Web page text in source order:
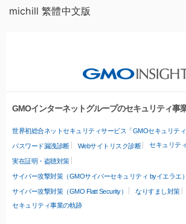
michill 繁體中文版
GMOインターネットグループのセキュリティ事
世界初総合ネットセキュリティサービス「GMOセキュリティ
パスワード漏洩診断 Webサイトリスク診断 セキュリテ
実在証明・盗聴対策
サイバー攻撃対策（GMOサイバーセキュリティ byイエラエ）
サイバー攻撃対策（GMO Flatt Security）
なりすまし対策
セキュリティ事業の軌跡